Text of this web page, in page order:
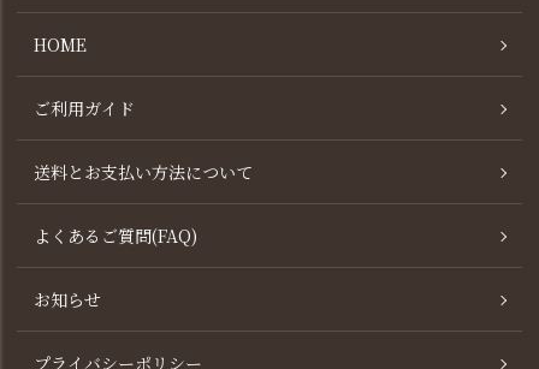
HOME
ご利用ガイド
送料とお支払い方法について
よくあるご質問(FAQ)
お知らせ
プライバシーポリシー